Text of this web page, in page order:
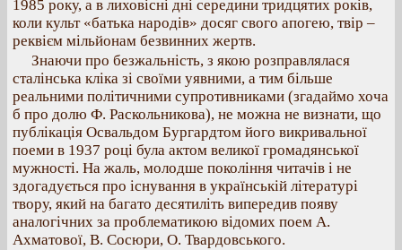
1985 року, а в лиховісні дні середини тридцятих років,
коли культ «батька народів» досяг свого апогею, твір –
реквієм мільйонам безвинних жертв.
Знаючи про безжальність, з якою розправлялася
сталінська кліка зі своїми уявними, а тим більше
реальними політичними супротивниками (згадаймо хоча
б про долю Ф. Раскольникова), не можна не визнати, що
публікація Освальдом Бургардтом його викривальної
поеми в 1937 році була актом великої громадянської
мужності. На жаль, молодше покоління читачів і не
здогадується про існування в українській літературі
твору, який на багато десятиліть випередив появу
аналогічних за проблематикою відомих поем А.
Ахматової, В. Сосюри, О. Твардовського.